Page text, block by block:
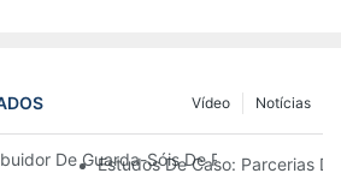
Notícias
Vídeo
De Guarda-Sóis De Praia Ideal
Estudos De Caso: Parcerias